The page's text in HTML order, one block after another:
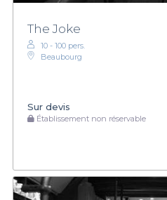
The Joke
10 - 100 pers.
Beaubourg
Sur devis
Établissement non réservable